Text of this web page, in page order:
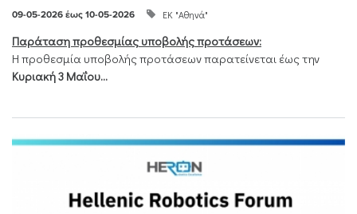
09-05-2026 έως 10-05-2026 ΕΚ "Αθηνά"
Παράταση προθεσμίας υποβολής προτάσεων:
Η προθεσμία υποβολής προτάσεων παρατείνεται έως την
Κυριακή 3 Μαΐου...